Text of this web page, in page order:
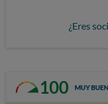
¿Eres
100 MUY